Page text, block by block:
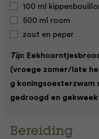
100 ml
500 ml room
zout en peper
Tip:
(vroege zomer/late
g koningsoesterzwam
gedroogd en
Bereiding